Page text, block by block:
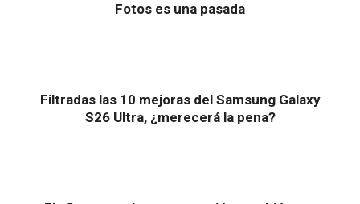
Fotos es una pasada
Filtradas las 10 mejoras del Samsung Galaxy
S26 Ultra, ¿merecerá la pena?